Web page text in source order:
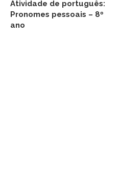
Atividade de português:
Pronomes pessoais – 8º
ano